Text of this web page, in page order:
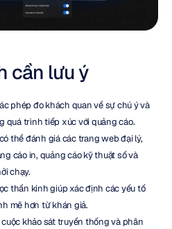
cần lưu ý
phép đo khách quan về sự chú ý và
quá trình tiếp xúc với quảng cáo.
thể đánh giá các trang web đại lý,
cáo in, quảng cáo kỹ thuật số và
chạy.
thần kinh giúp xác định các yếu tố
mẽ hơn từ khán giả.
khảo sát truyền thống và phân